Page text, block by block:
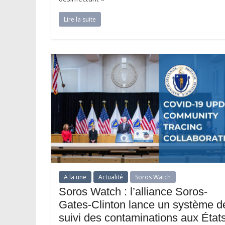
Lire la suite
A la une Actualité Soros Watch
Soros Watch : l’alliance Soros-
Gates-Clinton lance un système
suivi des contaminations aux